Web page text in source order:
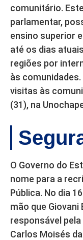
comunitário.
parlamentar,
ensino superior
até os dias
regiões por
às
visitas às
(31), na
O Governo do
nome para a
Pública. No dia
mão que Giovani
responsável
Carlos Moisés